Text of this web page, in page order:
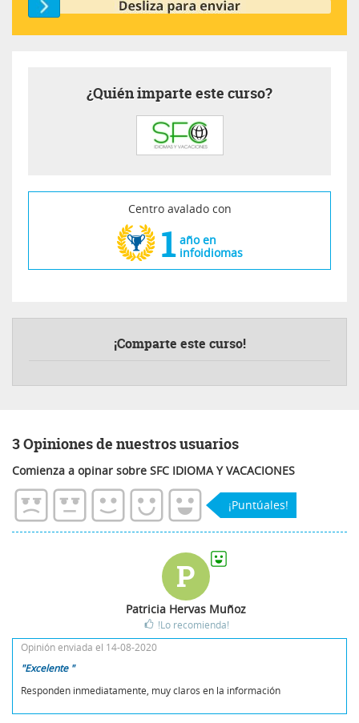
¿Quién imparte este curso?
Centro avalado con
1 año en
infoidiomas
¡Comparte este curso!
3 Opiniones de nuestros usuarios
Comienza a opinar sobre SFC IDIOMA Y VACACIONES
¡Puntúales!
P
Patricia Hervas Muñoz
!Lo recomienda!
Opinión enviada el 14-08-2020
"Excelente "
Responden inmediatamente, muy claros en la información